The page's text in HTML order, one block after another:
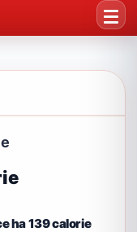
ha 139 calorie